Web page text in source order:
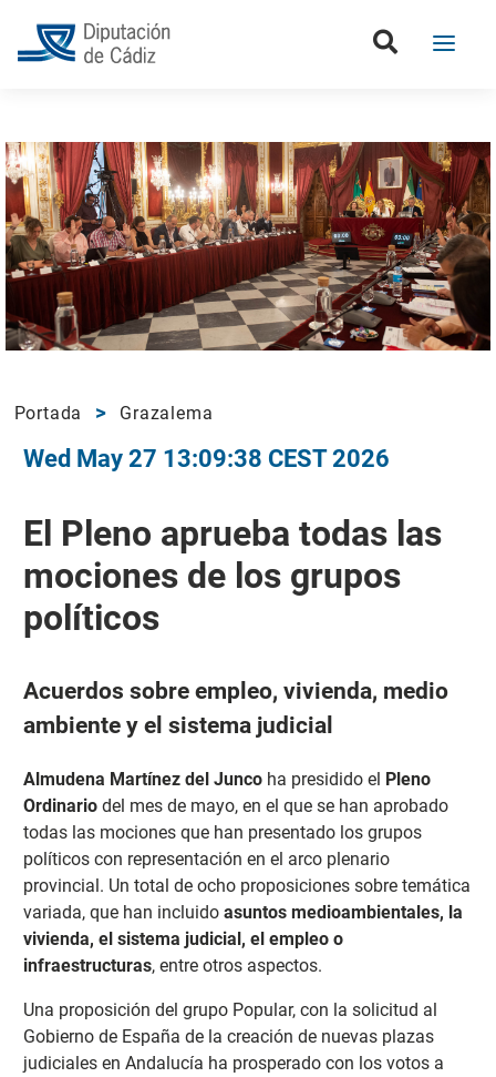
Portada Grazalema
Wed May 27 13:09:38 CEST 2026
El Pleno aprueba todas las
mociones de los grupos
políticos
Acuerdos sobre empleo, vivienda, medio
ambiente y el sistema judicial
Almudena Martínez del Junco ha presidido el Pleno
Ordinariodel mes de mayo, en el que se han aprobado
todas las mociones que han presentado los grupos
políticos con representación en el arco plenario
provincial. Un total de ocho proposiciones sobre temática
variada, que han incluido asuntos medioambientales, la
vivienda, el sistema judicial, el empleo o
infraestructuras, entre otros aspectos.
Una proposición del grupo Popular, con la solicitud al
Gobierno de España de la creación de nuevas plazas
judiciales en Andalucía ha prosperado con los votos a